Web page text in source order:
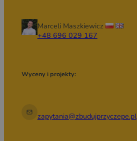
Marceli Maszkiewicz
+48 696 029 167
Wyceny i projekty:
zapytania@zbudujprzyczepe.pl